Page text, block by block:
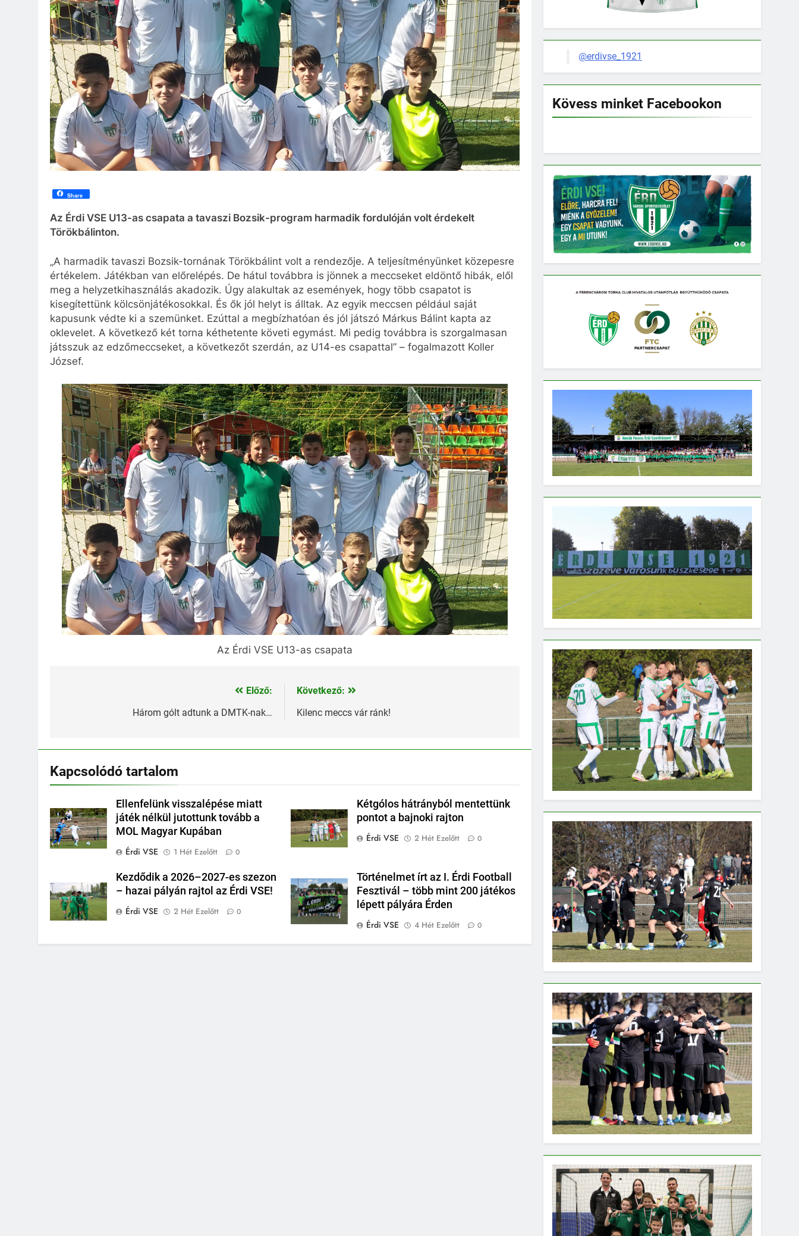
Share
Az Érdi VSE U13-as csapata a tavaszi Bozsik-program harmadik fordulóján volt érdekelt
Törökbálinton.
„A harmadik tavaszi Bozsik-tornának Törökbálint volt a rendezője. A teljesítményünket közepesre
értékelem. Játékban van előrelépés. De hátul továbbra is jönnek a meccseket eldöntő hibák, elől
meg a helyzetkihasználás akadozik. Úgy alakultak az események, hogy több csapatot is
kisegítettünk kölcsönjátékosokkal. És ők jól helyt is álltak. Az egyik meccsen például saját
kapusunk védte ki a szemünket. Ezúttal a megbízhatóan és jól játszó Márkus Bálint kapta az
oklevelet. A következő két torna kéthetente követi egymást. Mi pedig továbbra is szorgalmasan
játsszuk az edzőmeccseket, a következőt szerdán, az U14-es csapattal” – fogalmazott Koller
József.
Az Érdi VSE U13-as csapata
Előző:
Három gólt adtunk a DMTK-nak…
Következő:
Kilenc meccs vár ránk!
Kapcsolódó tartalom
Ellenfelünk visszalépése miatt
játék nélkül jutottunk tovább a
MOL Magyar Kupában
Érdi VSE
1 Hét Ezelőtt 0
Kétgólos hátrányból mentettünk
pontot a bajnoki rajton
Érdi VSE
2 Hét Ezelőtt 0
Kezdődik a 2026–2027-es szezon
– hazai pályán rajtol az Érdi VSE!
Érdi VSE
2 Hét Ezelőtt 0
Történelmet írt az I. Érdi Football
Fesztivál – több mint 200 játékos
lépett pályára Érden
Érdi VSE
4 Hét Ezelőtt 0
@erdivse_1921
Kövess minket Facebookon